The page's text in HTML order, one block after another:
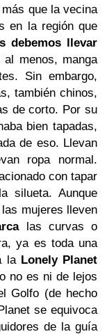
que la vecina
en la región que
debemos llevar
al menos, manga
Sin embargo,
también chinos,
de corto. Por su
bien tapadas,
de eso. Llevan
ropa normal.
con tapar
silueta. Aunque
mujeres lleven
las curvas o
ya es toda una
la Lonely Planet
no es ni de lejos
Golfo (de hecho
se equivoca
de la guía